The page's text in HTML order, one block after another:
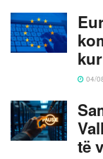
04/
të